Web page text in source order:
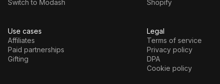
Switch to Modash
Shopify
Use cases
Affiliates
Paid partnerships
Gifting
Legal
Terms of service
Privacy policy
DPA
Cookie policy